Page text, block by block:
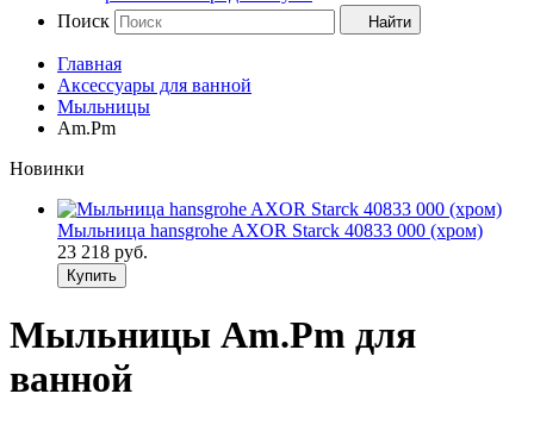
Поиск
Найти
Главная
Аксессуары для ванной
Мыльницы
Am.Pm
Новинки
Мыльница hansgrohe AXOR Starck 40833 000 (хром)
23 218 руб.
Купить
Мыльницы Am.Pm для
ванной